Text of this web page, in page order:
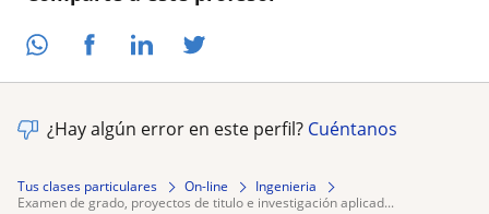
¿Hay algún error en este perfil? Cuéntanos
Tus clases particulares On-line
Ingenieria
examen de grado, proyectos de titulo e investigación aplicad...